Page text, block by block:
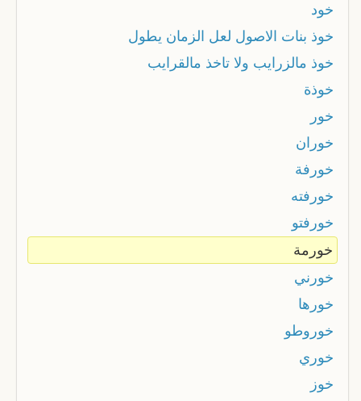
خود
خوذ بنات الاصول لعل الزمان يطول
خوذ مالزرايب ولا تاخذ مالقرايب
خوذة
خور
خوران
خورفة
خورفته
خورفتو
خورمة
خورني
خورها
خوروطو
خوري
خوز